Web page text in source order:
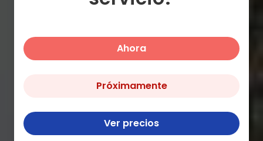
Ahora
Próximamente
Ver precios